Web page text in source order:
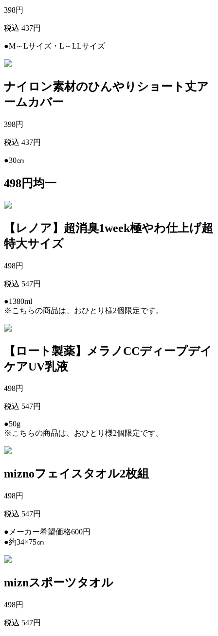
398円
税込 437円
●M～Lサイズ・L～LLサイズ
ナイロン素材のひんやりショート丈ア
ームカバー
398円
税込 437円
●30㎝
498円均一
【レノア】超消臭1week極やわ仕上げ超
特大サイズ
498円
税込 547円
●1380ml
※こちらの商品は、おひとり様2個限定です。
【ロート製薬】メラノCCディープデイ
ケアUV乳液
498円
税込 547円
●50g
※こちらの商品は、おひとり様2個限定です。
miznoフェイスタオル2枚組
498円
税込 547円
●メーカー希望価格600円
●約34×75㎝
miznスポーツタオル
498円
税込 547円